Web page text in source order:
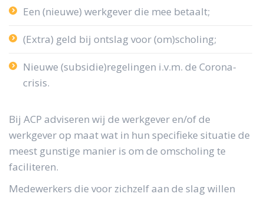
Een (nieuwe) werkgever die mee betaalt;
(Extra) geld bij ontslag voor (om)scholing;
Nieuwe (subsidie)regelingen i.v.m. de Corona-
crisis.
Bij ACP adviseren wij de werkgever en/of de
werkgever op maat wat in hun specifieke situatie de
meest gunstige manier is om de omscholing te
faciliteren.
Medewerkers die voor zichzelf aan de slag willen